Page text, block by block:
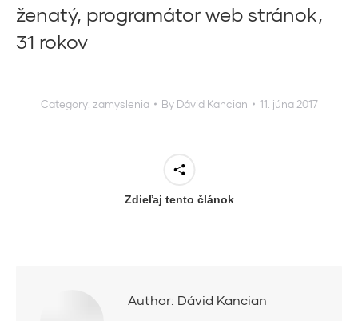
ženatý, programátor web stránok,
31 rokov
Category: zamyslenia By Dávid Kancian 11. júna 2017
Zdieľaj tento článok
Author: Dávid Kancian